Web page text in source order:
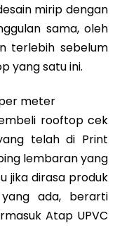
mirip dengan
sama, oleh
terlebih sebelum
yang satu ini.
rooftop cek
telah di Print
lembaran yang
jika dirasa produk
ada, berarti
Atap UPVC